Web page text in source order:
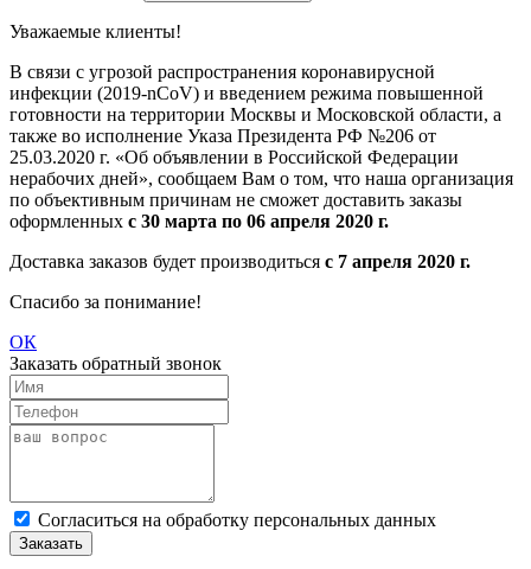
Уважаемые клиенты!
В связи с угрозой распространения коронавирусной
инфекции (2019-nCoV) и введением режима повышенной
готовности на территории Москвы и Московской области, а
также во исполнение Указа Президента РФ №206 от
25.03.2020 г. «Об объявлении в Российской Федерации
нерабочих дней», сообщаем Вам о том, что наша организация
по объективным причинам не сможет доставить заказы
оформленных с 30 марта по 06 апреля 2020 г.
Доставка заказов будет производиться с 7 апреля 2020 г.
Спасибо за понимание!
ОК
Заказать обратный звонок
Cогласиться на обработку персональных данных
Заказать